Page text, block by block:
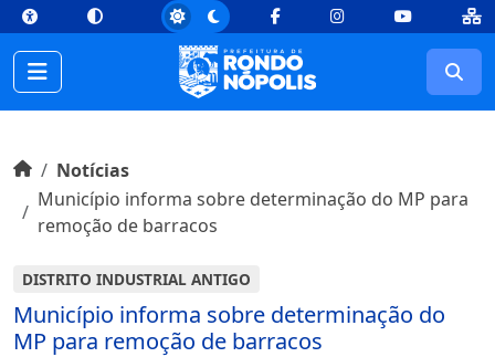
topConteúdo [1] Menu Principal [2] Busca [3] Rodapé [4]
FacebookInstagramYoutube
Início do conteúdo
InícioNotícias
Município informa sobre determinação do MP para
remoção de barracos
DISTRITO INDUSTRIAL ANTIGO
Município informa sobre determinação do
MP para remoção de barracos